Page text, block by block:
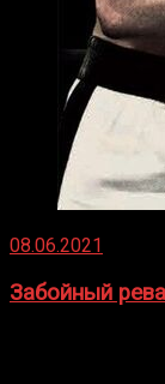
08.06.2021
Забойный